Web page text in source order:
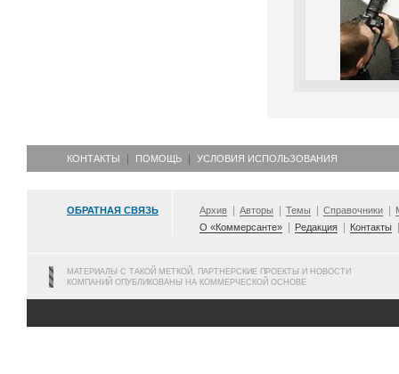
КОНТАКТЫ ПОМОЩЬ УСЛОВИЯ ИСПОЛЬЗОВАНИЯ
ОБРАТНАЯ СВЯЗЬ Архив Авторы Темы Справочники
О «Коммерсанте»
Редакция Контакты
МАТЕРИАЛЫ С ТАКОЙ МЕТКОЙ, ПАРТНЕРСКИЕ ПРОЕКТЫ И НОВОСТИ
КОМПАНИЙ ОПУБЛИКОВАНЫ НА КОММЕРЧЕСКОЙ ОСНОВЕ